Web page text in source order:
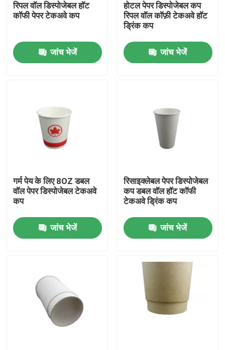
घर
वीआर शो
कारखाना भ्रमण
गुणवत्ता नियंत्रण
समाचार
रिपल वॉल डिस्पोजेबल हॉट
कॉफी पेपर टेकअवे कप
जांच भेजें
होटल पेपर डिस्पोजेबल कप
रिपल वॉल कॉफ़ी टेकअवे हॉट
ड्रिंक कप
जांच भेजें
गर्म पेय के लिए 8OZ डबल
वॉल पेपर डिस्पोजेबल टेकअवे
कप
जांच भेजें
रिसाइक्लेबल पेपर डिस्पोजेबल
कप डबल वॉल हॉट कॉफी
टेकअवे ड्रिंक कप
जांच भेजें